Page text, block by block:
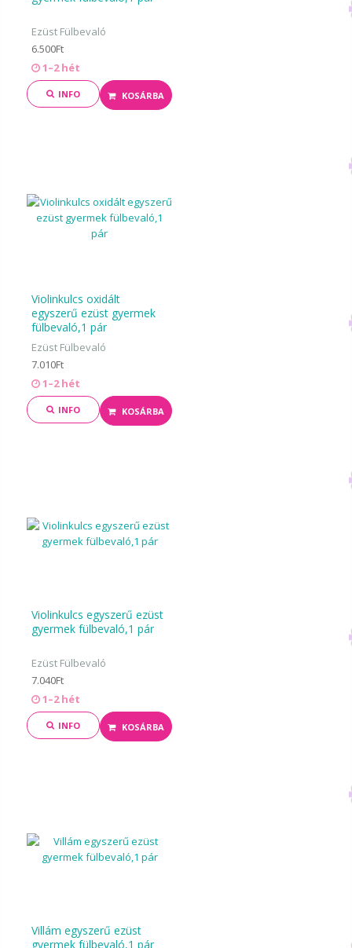
Ezüst Fülbevaló
6.500Ft
1–2 hét
INFO KOSÁRBA
Violinkulcs oxidált
egyszerű ezüst gyermek
fülbevaló,1 pár
Ezüst Fülbevaló
7.010Ft
1–2 hét
INFO KOSÁRBA
Violinkulcs egyszerű ezüst
gyermek fülbevaló,1 pár
Ezüst Fülbevaló
7.040Ft
1–2 hét
INFO KOSÁRBA
Villám egyszerű ezüst
gyermek fülbevaló,1 pár